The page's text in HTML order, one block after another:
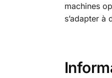
machines
s’adapter à